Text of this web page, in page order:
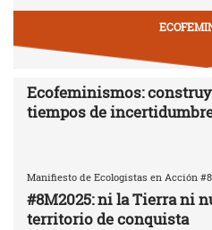
Ecofeminismos:
tiempos de
Manifiesto de Ecologistas en Acción
#8M2025: ni la Tierra ni
territorio de conquista